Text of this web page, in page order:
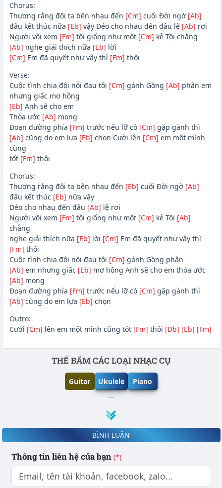
Chorus:
Thương rằng đôi ta bên nhau đến [Cm] cuối Đời ngờ [Ab]
đâu kết thúc nữa [Eb] vậy Dẻo cho nhau đến đâu lệ [Ab] rơi
Người vội xem [Fm] tôi giống như một [Cm] kẻ Tội chẳng
[Ab] nghe giải thích nữa [Eb] lời
[Cm] Em đã quyết như vậy thì [Fm] thôi
Verse:
Cuộc tình chia đôi nỗi đau tôi [Cm] gánh Gồng [Ab] phân em
nhưng giấc mơ hồng
[Eb] Anh sẽ cho em
Thòa ước [Ab] mong
Đoạn đường phía [Fm] trước nếu lỡ có [Cm] gặp gành thì
[Ab] cũng do em lựa [Eb] chọn Cười lên [Cm] em một mình
cũng
tốt [Fm] thôi
Chorus:
Thương rằng đôi ta bên nhau đến [Eb] cuối Đời ngờ [Ab]
đâu kết thúc [Eb] nữa vậy
Dẻo cho nhau đến đâu [Ab] lệ rơi
Người vội xem [Fm] tôi giống như một [Cm] kẻ Tội [Ab]
chẳng
nghe giải thích nữa [Eb] lời [Cm] Em đã quyết như vậy thì
[Fm] thôi
Cuộc tình chia đôi nỗi đau tôi [Cm] gánh Gồng phân
[Ab] em nhưng giấc [Eb] mơ hồng Anh sẽ cho em thòa ước
[Ab] mong
Đoạn đường phía [Fm] trước nếu lỡ có [Cm] gặp gành thì
[Ab] cũng do em lựa [Eb] chọn
Outro:
Cười [Cm] lên em một mình cũng tốt [Fm] thôi [Db] [Eb] [Fm]
Phần nội dungTHẾ BẤM CÁC LOẠI NHẠC CỤ
Guitar Ukulele Piano
BÌNH LUẬN
Thông tin liên hệ của bạn (*)